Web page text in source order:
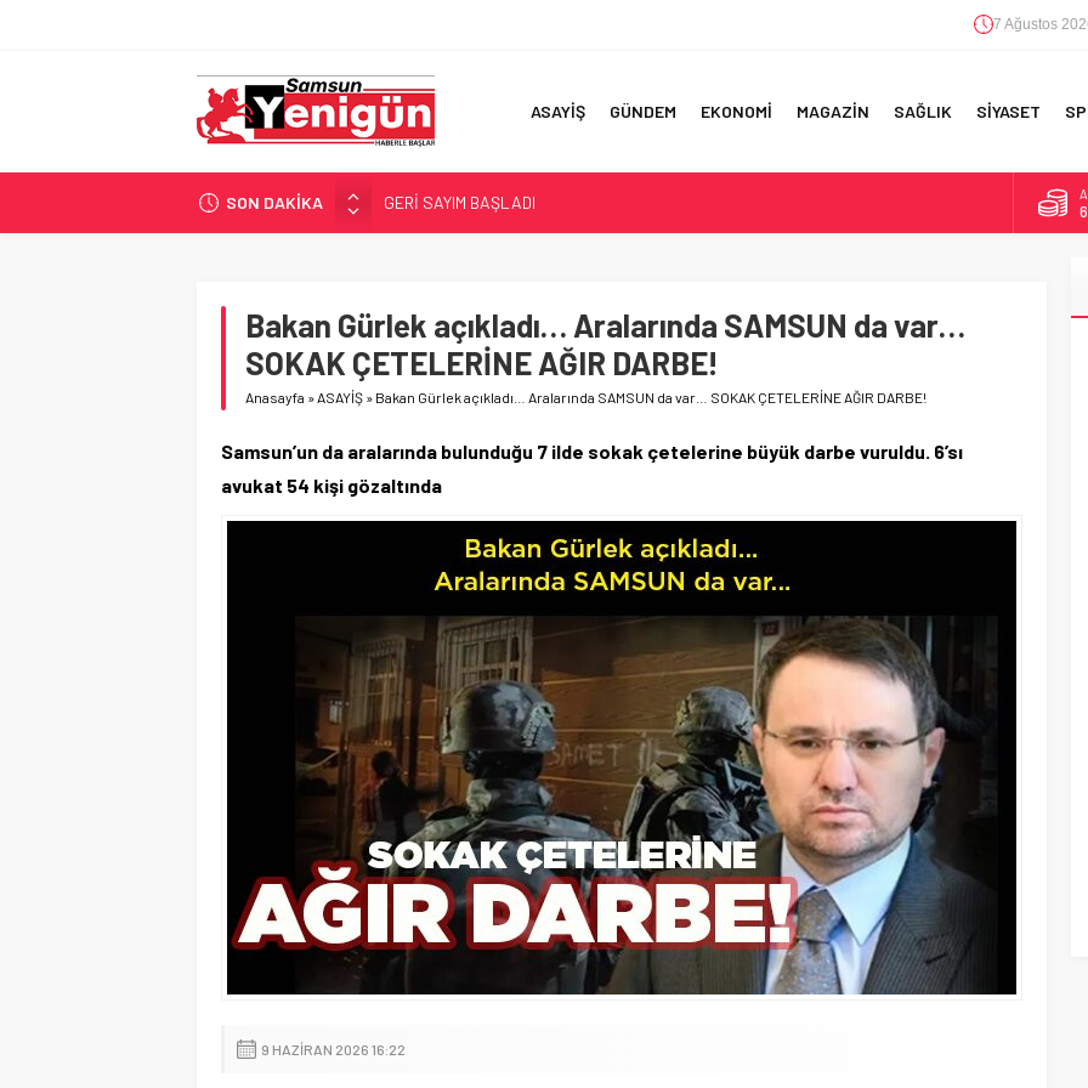
7 Ağustos
ASAYİŞ GÜNDEM EKONOMİ MAGAZİN SAĞLIK SİYASET
SON DAKİKA
GERİ SAYIM BAŞLADI
SAMSUNSPOR’DA HEDEF 5’İNCİLİK!
İŞTE FINDIK FİYATI!
YÖNETİCİ SEÇERKEN YAPILAN EN BÜYÜK HATALAR
Bakan Gürlek açıkladı… Aralarında SAMSUN da var…
SOKAK ÇETELERİNE AĞIR DARBE!
Anasayfa »ASAYİŞ » Bakan Gürlek açıkladı… Aralarında SAMSUN da var… SOKAK ÇETELERİNE AĞIR DARBE!
Samsun’un da aralarında bulunduğu 7 ilde sokak çetelerine büyük darbe vuruldu. 6’sı
avukat 54 kişi gözaltında
9 HAZIRAN 2026 16:22